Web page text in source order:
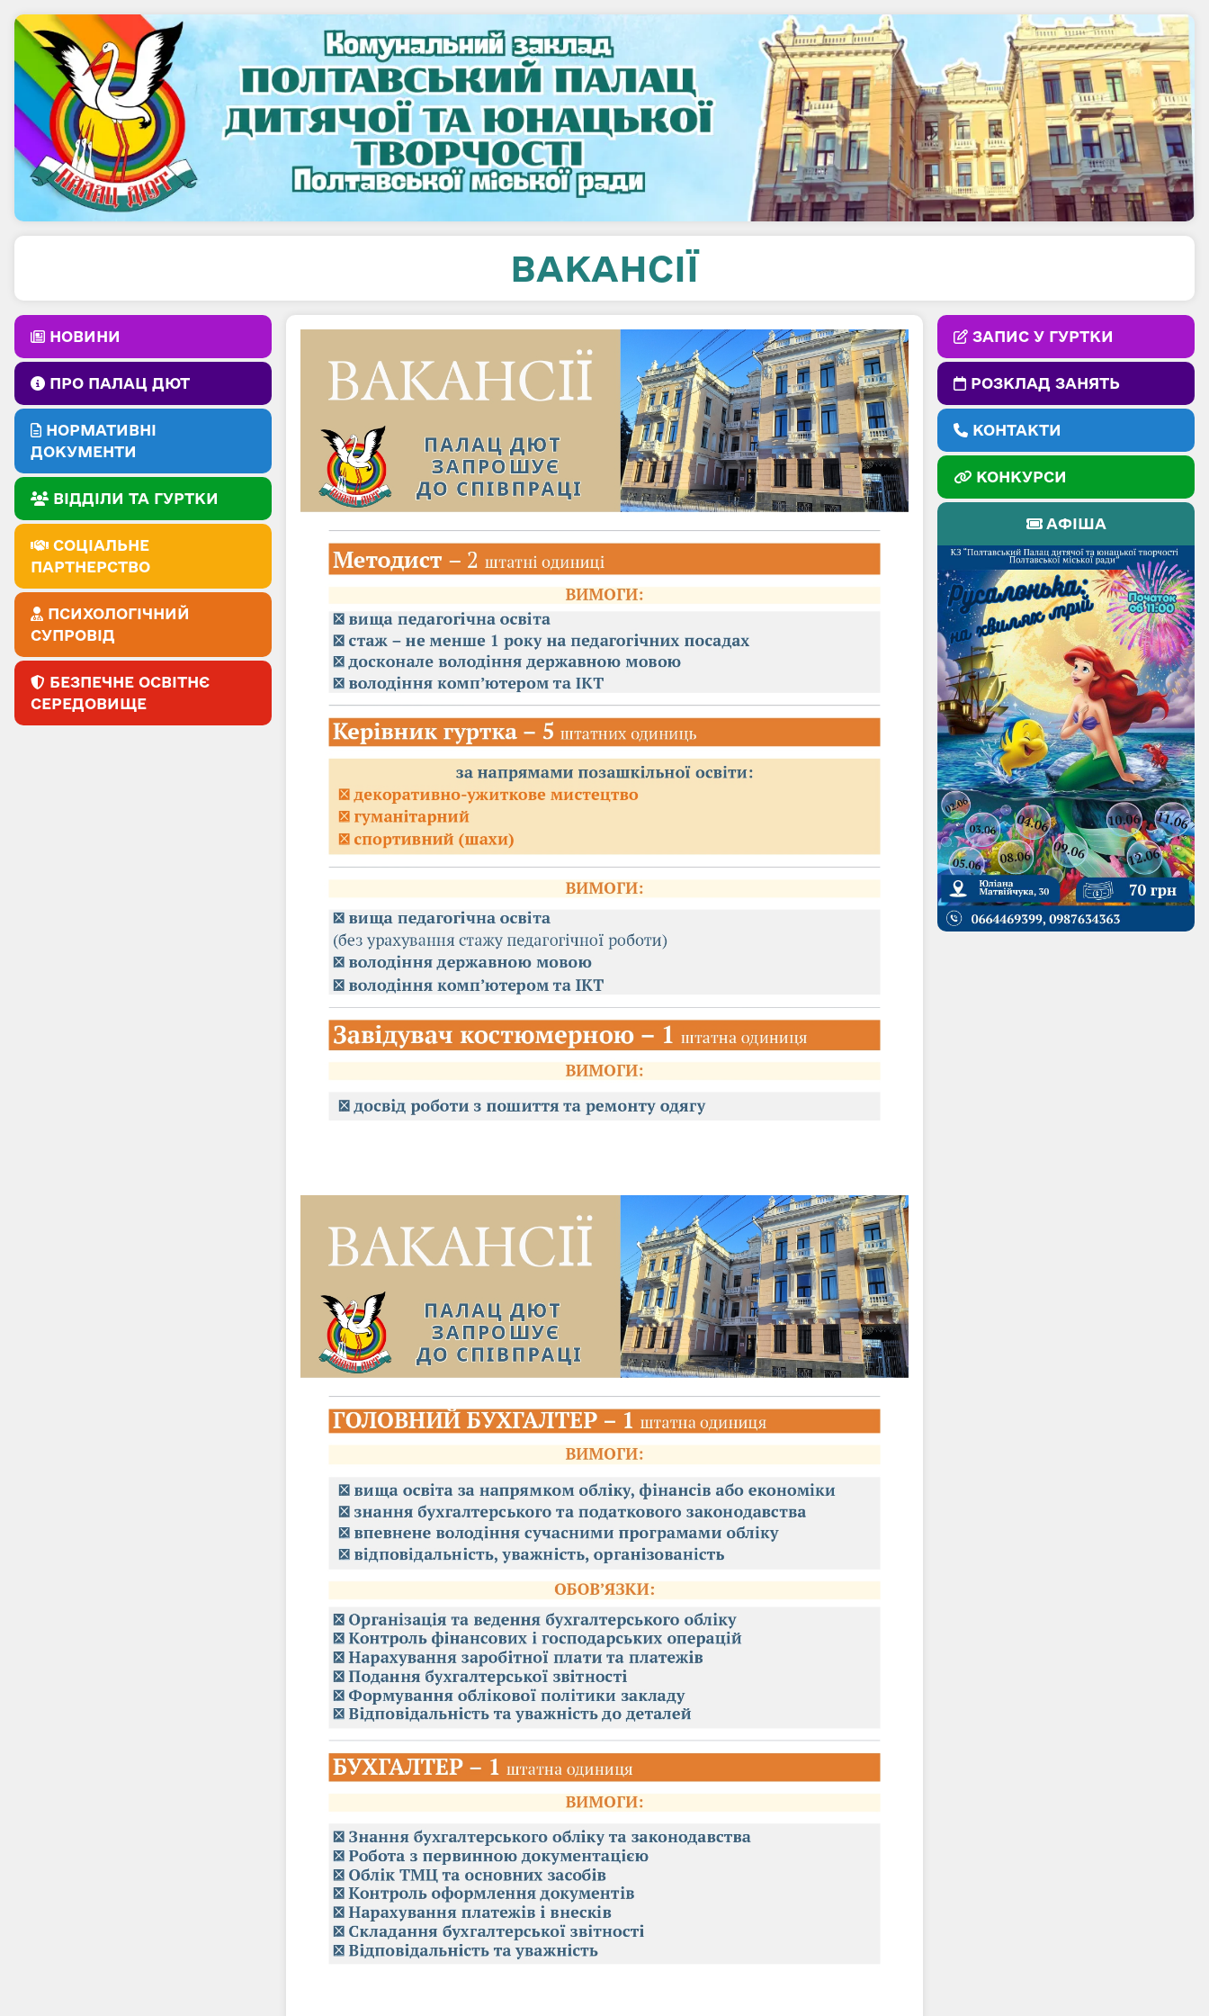
НОВИНИ
ПРО ПАЛАЦ ДЮТ
НОРМАТИВНІ
ДОКУМЕНТИ
ВІДДІЛИ ТА ГУРТКИ
СОЦІАЛЬНЕ
ПАРТНЕРСТВО
ПСИХОЛОГІЧНИЙ
СУПРОВІД
БЕЗПЕЧНЕ ОСВІТНЄ
СЕРЕДОВИЩЕ
ЗАПИС У ГУРТКИ
РОЗКЛАД ЗАНЯТЬ
КОНТАКТИ
КОНКУРСИ
АФІША
ВАКАНСІЇ